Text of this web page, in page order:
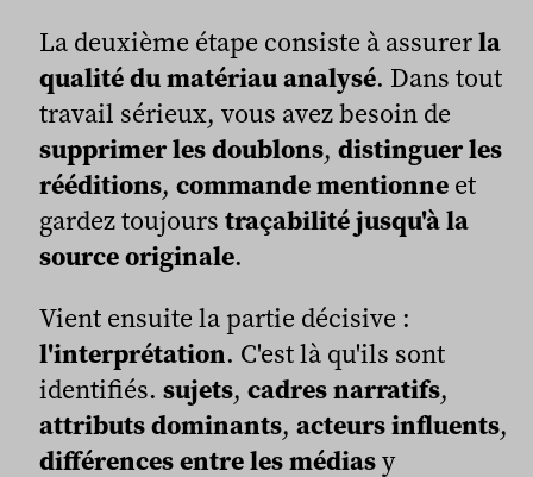
La deuxième étape consiste à assurerla
qualité du matériau analysé. Dans tout
travail sérieux, vous avez besoin de
supprimer les doublons, distinguer les
rééditions, commande mentionne et
gardez toujours traçabilité jusqu'à la
source originale.
Vient ensuite la partie décisive :
l'interprétation. C'est là qu'ils sont
identifiés. sujets, cadres narratifs,
attributs dominants, acteurs influents,
différences entre les médiasy